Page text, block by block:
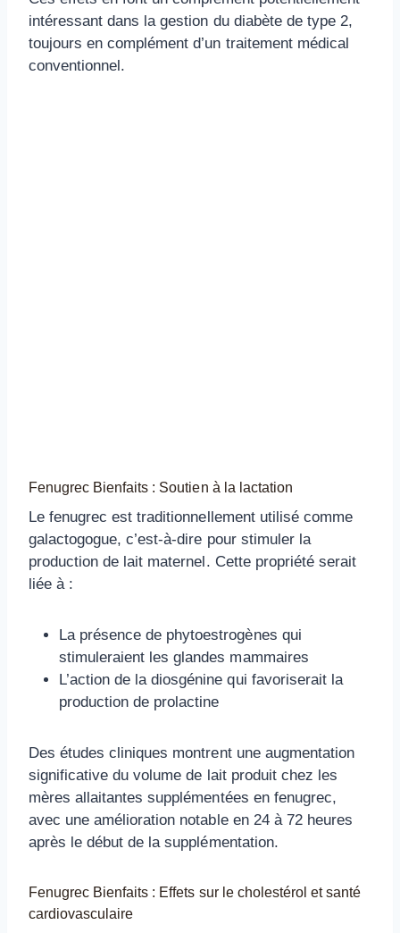
intéressant dans la gestion du diabète de type 2,
toujours en complément d’un traitement médical
conventionnel.
Fenugrec Bienfaits : Soutien à la lactation
Le fenugrec est traditionnellement utilisé comme
galactogogue, c’est-à-dire pour stimuler la
production de lait maternel. Cette propriété serait
liée à :
La présence de phytoestrogènes qui
stimuleraient les glandes mammaires
L’action de la diosgénine qui favoriserait la
production de prolactine
Des études cliniques montrent une augmentation
significative du volume de lait produit chez les
mères allaitantes supplémentées en fenugrec,
avec une amélioration notable en 24 à 72 heures
après le début de la supplémentation.
Fenugrec Bienfaits : Effets sur le cholestérol et santé
cardiovasculaire